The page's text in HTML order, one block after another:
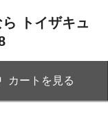
トイザキュ
カートを見る